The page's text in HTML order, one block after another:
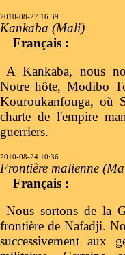
2010-08-27 16:39
Kankaba (Mali)
Français :
A Kankaba, nous
Notre hôte, Modibo
Kouroukanfouga, où
charte de l'empire
guerriers.
2010-08-24 10:36
Frontière malienne
Français :
Nous sortons de la
frontière de Nafadji.
successivement aux